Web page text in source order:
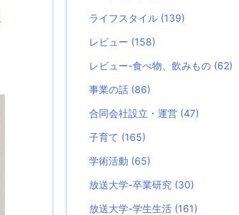
ライフスタイル (139)
レビュー (158)
レビュー-食べ物、飲みもの (62)
事業の話 (86)
合同会社設立・運営 (47)
子育て (165)
学術活動 (65)
放送大学-卒業研究 (30)
放送大学-学生生活 (161)